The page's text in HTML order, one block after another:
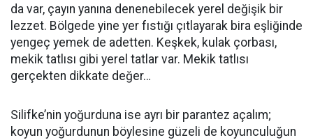
da var, çayın yanına denenebilecek yerel değişik bir
lezzet. Bölgede yine yer fıstığı çıtlayarak bira eşliğinde
yengeç yemek de adetten. Keşkek, kulak çorbası,
mekik tatlısı gibi yerel tatlar var. Mekik tatlısı
gerçekten dikkate değer…
Silifke’nin yoğurduna ise ayrı bir parantez açalım;
koyun yoğurdunun böylesine güzeli de koyunculuğun